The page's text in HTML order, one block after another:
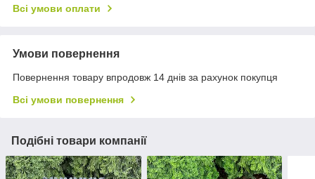
Всі умови оплати
Умови повернення
Повернення товару впродовж 14 днів за рахунок покупця
Всі умови повернення
Подібні товари компанії